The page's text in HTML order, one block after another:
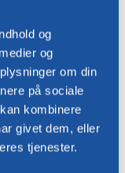
og
og
om din
på sociale
kombinere
givet dem, eller
tjenester.
forhandler i dit